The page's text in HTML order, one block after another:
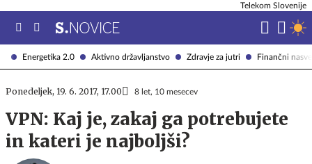
Energetika 2.0 Aktivno državljanstvo Zdravje za jutri Finančni
Telekom Slovenije
Ponedeljek, 19. 6. 2017, 17.00 8 let, 10 mesecev
VPN: Kaj je, zakaj ga potrebujete
in kateri je najboljši?